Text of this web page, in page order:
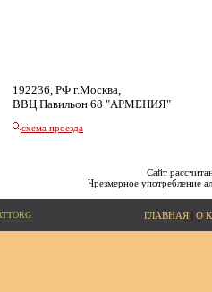
192236, РФ г.Москва,
ВВЦ Павильон 68 "АРМЕНИЯ"
схема проезда
Сайт
Чрезмерное употребление
ГЛАВНАЯ| О